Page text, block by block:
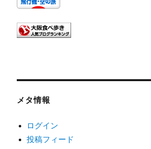
メタ情報
ログイン
投稿フィード